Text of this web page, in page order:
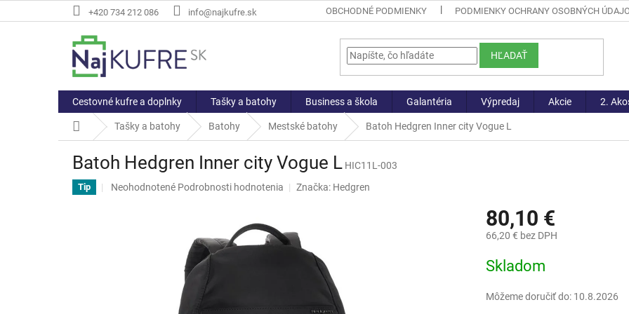
na
+420 734 212 086 info@najkufre.sk OBCHODNÉ PODMIENKY PODMIENKY OCHRANY OSOBNÝCH
HĽADAŤ
Cestovné kufre a doplnky Tašky a batohy Business a škola Galantéria Výpredaj Akcie 2.
DomovTašky a batohy Batohy Mestské batohy Batoh Hedgren Inner city Vogue L
Batoh Hedgren Inner city Vogue L HIC11L-003
Tip
Priemerné
Neohodnotené Podrobnosti hodnotenia Značka: Hedgren
80,10 €
66,20 € bez DPH
cena:
Skladom
Môžeme doručiť do: 10.8.2026